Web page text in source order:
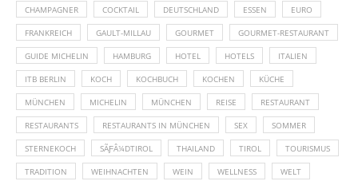
CHAMPAGNER COCKTAIL DEUTSCHLAND ESSEN EURO
FRANKREICH GAULT-MILLAU GOURMET GOURMET-RESTAURANT
GUIDE MICHELIN HAMBURG HOTEL HOTELS ITALIEN
ITB BERLIN KOCH KOCHBUCH KOCHEN KÜCHE
MÜNCHEN MICHELIN MÜNCHEN REISE RESTAURANT
RESTAURANTS RESTAURANTS IN MÜNCHEN SEX SOMMER
STERNEKOCH SÃƑÂ¼DTIROL THAILAND TIROL TOURISMUS
TRADITION WEIHNACHTEN WEIN WELLNESS WELT